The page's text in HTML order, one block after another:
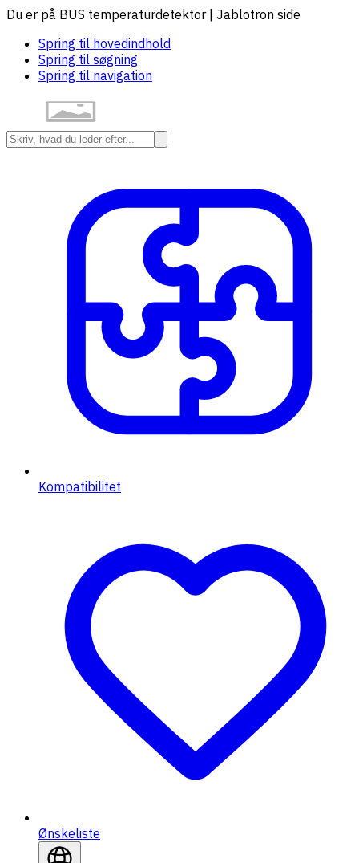
Du er på BUS temperaturdetektor | Jablotron side
Spring til hovedindhold
Spring til søgning
Spring til navigation
Kompatibilitet
Ønskeliste